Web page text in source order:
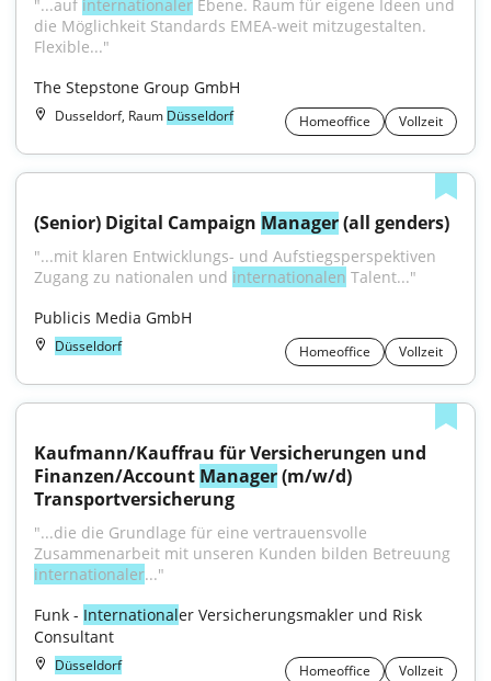
"...auf internationaler Ebene. Raum für eigene Ideen und
die Möglichkeit Standards EMEA-weit mitzugestalten.
Flexible..."
The Stepstone Group GmbH
Dusseldorf, Raum Düsseldorf Homeoffice Vollzeit
(Senior) Digital Campaign Manager (all genders)
"...mit klaren Entwicklungs- und Aufstiegsperspektiven
Zugang zu nationalen und internationalen Talent..."
Publicis Media GmbH
Düsseldorf Homeoffice Vollzeit
Kaufmann/Kauffrau für Versicherungen und
Finanzen/Account Manager (m/w/d)
Transportversicherung
"...die die Grundlage für eine vertrauensvolle
internationaler..."
Funk - Internationaler Versicherungsmakler und Risk
Consultant
Düsseldorf Homeoffice Vollzeit